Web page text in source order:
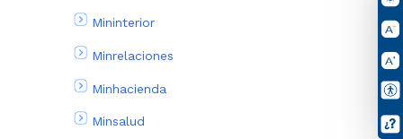
Mininterior
Minrelaciones
Minhacienda
Minsalud